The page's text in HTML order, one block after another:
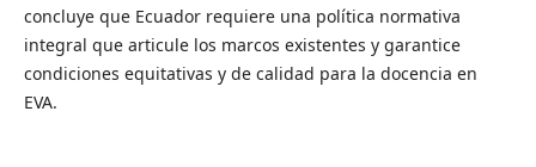
concluye que Ecuador requiere una política normativa
integral que articule los marcos existentes y garantice
condiciones equitativas y de calidad para la docencia en
EVA.